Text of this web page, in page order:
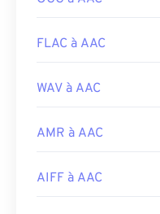
FLAC à AAC
WAV à AAC
AMR à AAC
AIFF à AAC